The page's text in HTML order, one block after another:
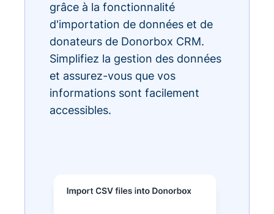
grâce à la fonctionnalité
d'importation de données et de
donateurs de Donorbox CRM.
Simplifiez la gestion des données
et assurez-vous que vos
informations sont facilement
accessibles.